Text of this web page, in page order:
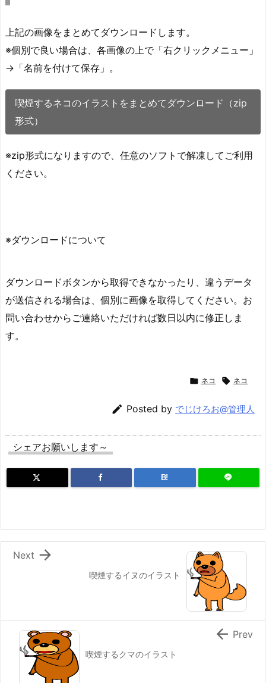
上記の画像をまとめてダウンロードします。
※個別で良い場合は、各画像の上で「右クリックメニュー」
→「名前を付けて保存」。
喫煙するネコのイラストをまとめてダウンロード（zip
形式）
※zip形式になりますので、任意のソフトで解凍してご利用
ください。
※ダウンロードについて
ダウンロードボタンから取得できなかったり、違うデータ
が送信される場合は、個別に画像を取得してください。お
問い合わせからご連絡いただければ数日以内に修正しま
す。
 ネコ  ネコ
 Posted by でじけろお@管理人
シェアお願いします～
B!
喫煙するイヌのイラスト

Next
喫煙するクマのイラスト
 Prev